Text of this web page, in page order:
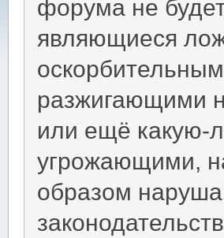
форума не
являющиеся
разжигающими
или ещё какую-
угрожающими,
образом